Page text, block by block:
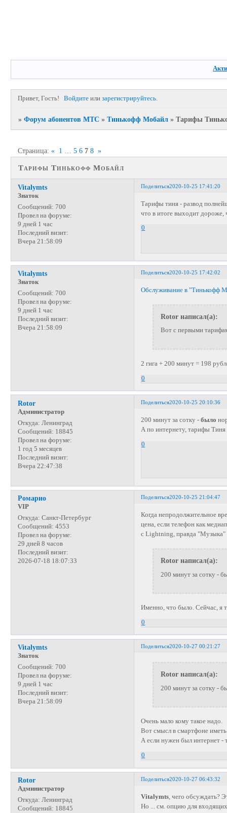
Привет, Гость! Войдите илизарегистрируйтесь.
»Форум абонентов МТС »Тинькофф Мобайл »Тарифы
Тарифы Тинькофф Мобайл
Страница:« 1 5 6 7 8 »
Поделиться2020-10-25 17:41:20
Vitalymts
Знаток
Сообщений: 700
Провел на форуме:
9 дней 1 час
Последний визит:
Вчера 21:58:09
Тарифы тиня - развод
что в итоге выходит дороже,
0
Поделиться2020-10-25 17:42:02
Vitalymts
Знаток
Сообщений: 700
Провел на форуме:
9 дней 1 час
Последний визит:
Вчера 21:58:09
Обслуживание в "Тинькофф
Rotor написал(а):
Вот с первыми
2 гига + 200 минут = 198
0
Поделиться2020-10-25 20:10:36
Rotor
Администратор
Откуда: Ленинград
Сообщений: 18845
Провел на форуме:
1 год 5 месяцев
Последний визит:
Вчера 22:47:38
200 минут за сотку -было
А по интернету, тарифы
0
Поделиться2020-10-25 21:04:47
Ромарио
VIP
Откуда: Санкт-Петербург
Сообщений: 4553
Провел на форуме:
29 дней 8 часов
Последний визит:
2026-07-18 18:07:33
Когда непродолжительное
цена, если телефон как
с Lightning, правда "Музыка"
Rotor написал(а):
200 минут за сотку -
Именно, что было. Сейчас, я
0
Поделиться2020-10-27 00:21:27
Vitalymts
Знаток
Сообщений: 700
Провел на форуме:
9 дней 1 час
Последний визит:
Вчера 21:58:09
Rotor написал(а):
200 минут за сотку -
Очень мало кому такое надо.
Вот смысл в смартфоне
А если нужен был интернет -
0
Поделиться2020-10-27 06:43:32
Rotor
Администратор
Откуда: Ленинград
Сообщений: 18845
Vitalymts, чего обсуждать?
Но ... см. опцию для